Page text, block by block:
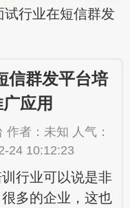
试行业在短信群发
信群发平台培
应用
者：未知 人气：
24 10:12:23
行业可以说是非
多的企业，这也